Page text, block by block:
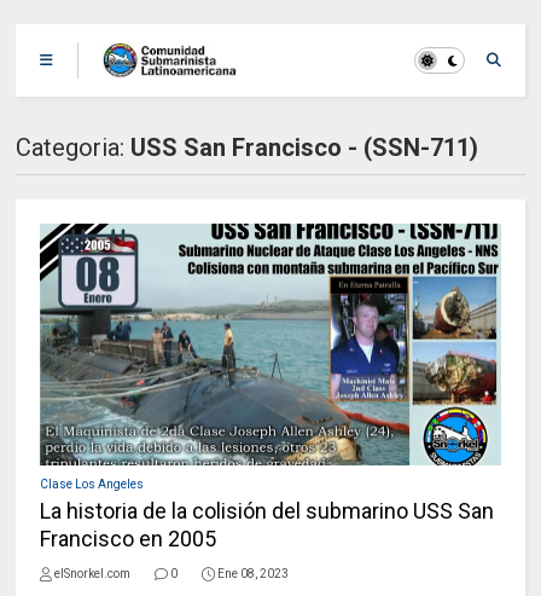
Categoria: USS San Francisco - (SSN-711)
Clase Los Angeles
La historia de la colisión del submarino USS San
Francisco en 2005
elSnorkel.com 0 Ene 08, 2023